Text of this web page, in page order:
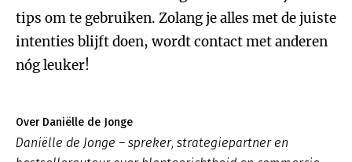
tips om te gebruiken. Zolang je alles met de juiste
intenties blijft doen, wordt contact met anderen
nóg leuker!
Over Daniëlle de Jonge
Daniëlle de Jonge – spreker, strategiepartner en